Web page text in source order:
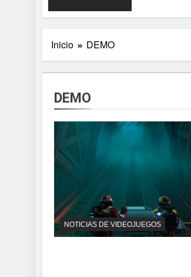
Inicio DEMO
DEMO
NOTICIAS DE VIDEOJUEGOS